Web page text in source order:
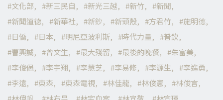
文化部
新三民自 新光三越 新竹
新聞
新聞道德
新華社 新鈔 新頭殼 方君竹
施明德
日僑
日本 明尼亞波利斯 時代力量
普欽
曹興誠
曾文生 最大殘留 最後的晚餐
朱富美
李俊俋
李宇翔 李慧芝 李易修 李源生
李進勇
李遠
東森 東森電視 林佳龍 林俊憲
林俊言